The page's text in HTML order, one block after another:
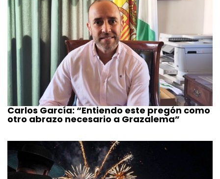
Carlos García: “Entiendo este pregón como
otro abrazo necesario a Grazalema”